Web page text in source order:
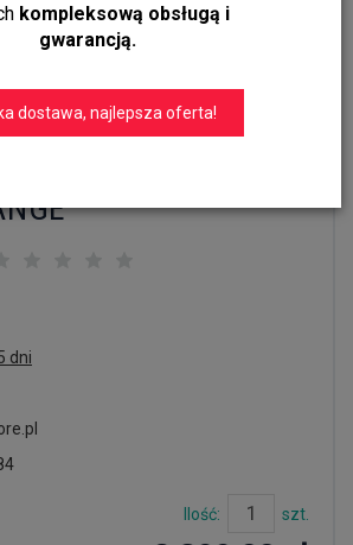
kompleksową obsługą i
gwarancją.
dostawa, najlepsza oferta!
ceramicznych
dni
Ilość: szt.